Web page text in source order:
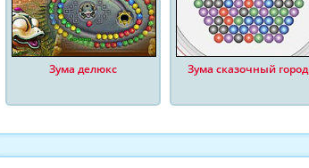
Зума делюкс Зума сказочный город